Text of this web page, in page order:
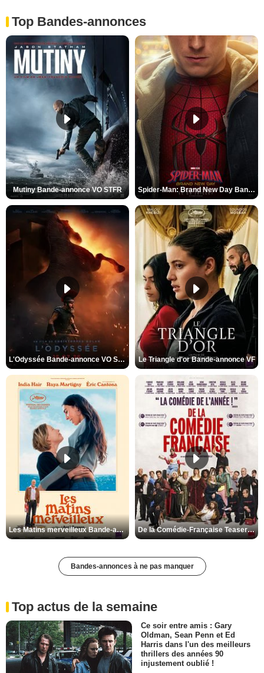
Top Bandes-annonces
Mutiny Bande-annonce VO STFR Spider-Man: Brand New Day Bande-annonce VO STFR
L'Odyssée Bande-annonce VO STFR Le Triangle d'or Bande-annonce VF
Les Matins merveilleux Bande-annonce VF De la Comédie-Française Teaser VF
Bandes-annonces à ne pas manquer
Top actus de la semaine
Ce soir entre amis : Gary
Oldman, Sean Penn et Ed
Harris dans l'un des meilleurs
thrillers des années 90
injustement oublié !